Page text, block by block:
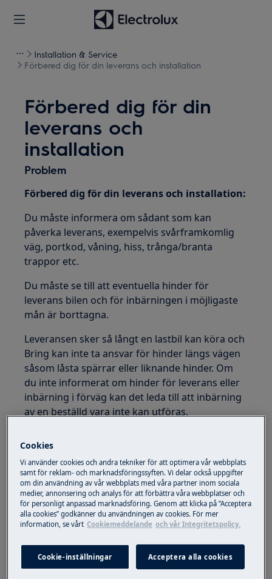
Installation & Service
Förbered dig för din leverans och installation
Förbered dig för din
leverans och
installation
Problem
Förbered dig för din leverans och installation:
Du måste informera om sådant som kan
påverka leverans, exempelvis svårframkomlig
väg, portkod, våning, hiss, trånga/branta
trappor etc.
Du måste se till att eventuella hinder för
leverans bilen och för inbärningen i möjligaste
mån är borttagna.
Leveransen sker så långt en lastbil kan köra och
Bring kan inte ta ansvar för hinder längs vägen
såsom låsta spärrar eller liknande hinder. Om
du inte informerat om hinder för leverans eller
inbärning i förväg kan det leda till att inbärning
av en beställd vara inte kan utföras.
transporteras produkten till önskat rum i
hemmet. I vissa fall kan du behöva vara till hjälp
under leveransen.
Kontrollera produkten och förpackningen
när transportören kommer för att leverera.
Om du hittar några skador eller repor –
vänligen informera transportören på plats
och se till att de noterar din kommentar.
Cookies
Vi använder cookies och andra tekniker för att optimera vår webbplats
samt för reklam- och marknadsföringssyften. Vi delar också uppgifter
om din användning av vår webbplats med våra partner inom sociala
medier, annonsering och analys för att förbättra våra webbplatser och
för personligt anpassad marknadsföring. Genom att klicka på ”Acceptera
alla cookies” godkänner du användningen av cookies. För mer
information, se vårt Cookiemeddelande och vår Integritetspolicy.
Cookie-inställningar Acceptera alla cookies